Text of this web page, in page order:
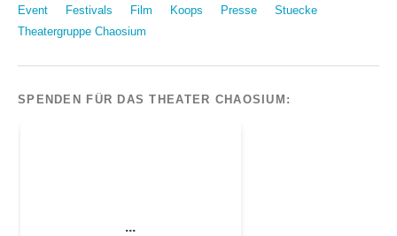
Event
Festivals Film Koops Presse
Stuecke
Theatergruppe Chaosium
SPENDEN FÜR DAS THEATER CHAOSIUM: